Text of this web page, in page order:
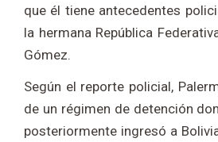
que él tiene antecedentes
la hermana República
Gómez.
Según el reporte policial,
de un régimen de detención
posteriormente ingresó a